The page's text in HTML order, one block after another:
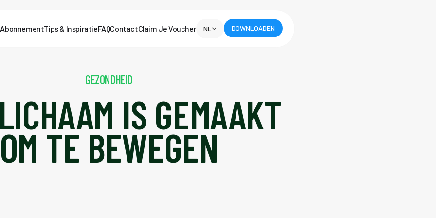
AbonnementTips & InspiratieFAQContactClaim Je Voucher NL DOWNLOADEN
GEZONDHEID
IS GEMAAKT
OM TE BEWEGEN